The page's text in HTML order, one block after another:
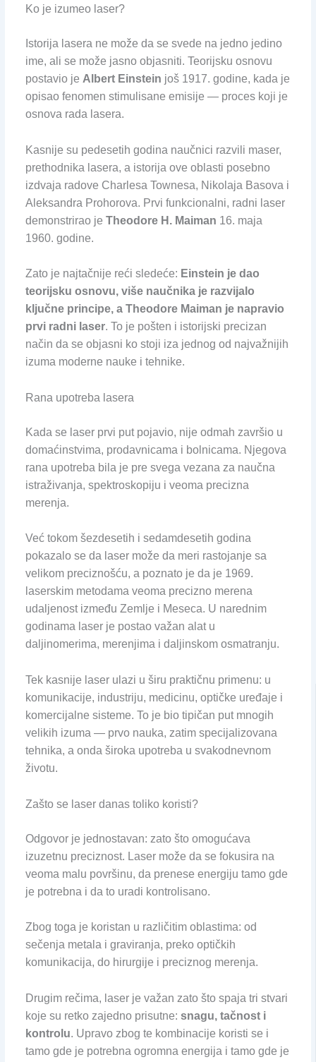
Ko je izumeo laser?
Istorija lasera ne može da se svede na jedno jedino
ime, ali se može jasno objasniti. Teorijsku osnovu
postavio je Albert Einstein još 1917. godine, kada je
opisao fenomen stimulisane emisije — proces koji je
osnova rada lasera.
Kasnije su pedesetih godina naučnici razvili maser,
prethodnika lasera, a istorija ove oblasti posebno
izdvaja radove Charlesa Townesa, Nikolaja Basova i
Aleksandra Prohorova. Prvi funkcionalni, radni laser
demonstrirao je Theodore H. Maiman 16. maja
1960. godine.
Zato je najtačnije reći sledeće: Einstein je dao
teorijsku osnovu, više naučnika je razvijalo
ključne principe, a Theodore Maiman je napravio
prvi radni laser. To je pošten i istorijski precizan
način da se objasni ko stoji iza jednog od najvažnijih
izuma moderne nauke i tehnike.
Rana upotreba lasera
Kada se laser prvi put pojavio, nije odmah završio u
domaćinstvima, prodavnicama i bolnicama. Njegova
rana upotreba bila je pre svega vezana za naučna
istraživanja, spektroskopiju i veoma precizna
merenja.
Već tokom šezdesetih i sedamdesetih godina
pokazalo se da laser može da meri rastojanje sa
velikom preciznošću, a poznato je da je 1969.
laserskim metodama veoma precizno merena
udaljenost između Zemlje i Meseca. U narednim
godinama laser je postao važan alat u
daljinomerima, merenjima i daljinskom osmatranju.
Tek kasnije laser ulazi u širu praktičnu primenu: u
komunikacije, industriju, medicinu, optičke uređaje i
komercijalne sisteme. To je bio tipičan put mnogih
velikih izuma — prvo nauka, zatim specijalizovana
tehnika, a onda široka upotreba u svakodnevnom
životu.
Zašto se laser danas toliko koristi?
Odgovor je jednostavan: zato što omogućava
izuzetnu preciznost. Laser može da se fokusira na
veoma malu površinu, da prenese energiju tamo gde
je potrebna i da to uradi kontrolisano.
Zbog toga je koristan u različitim oblastima: od
sečenja metala i graviranja, preko optičkih
komunikacija, do hirurgije i preciznog merenja.
Drugim rečima, laser je važan zato što spaja tri stvari
koje su retko zajedno prisutne: snagu, tačnost i
kontrolu. Upravo zbog te kombinacije koristi se i
tamo gde je potrebna ogromna energija i tamo gde je